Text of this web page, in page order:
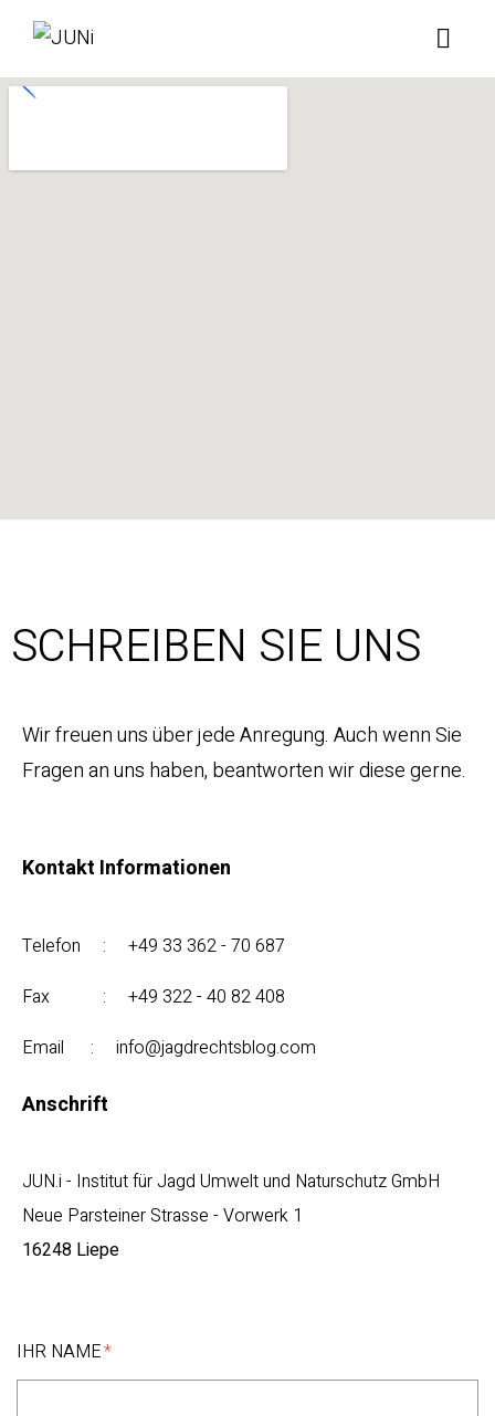
SCHREIBEN SIE UNS
Wir freuen uns über jede Anregung. Auch wenn Sie
Fragen an uns haben, beantworten wir diese gerne.
Kontakt Informationen
Telefon : +49 33 362 - 70 687
Fax : +49 322 - 40 82 408
Email : info@jagdrechtsblog.com
Anschrift
JUN.i - Institut für Jagd Umwelt und Naturschutz GmbH
Neue Parsteiner Strasse - Vorwerk 1
16248 Liepe
IHR NAME